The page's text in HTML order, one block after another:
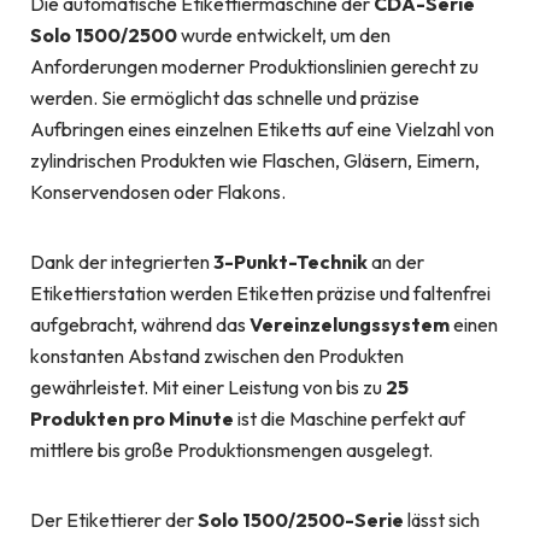
Solo 1500/2500wurde entwickelt, um den
Anforderungen moderner Produktionslinien gerecht zu
werden. Sie ermöglicht das schnelle und präzise
Aufbringen eines einzelnen Etiketts auf eine Vielzahl von
zylindrischen Produkten wie Flaschen, Gläsern, Eimern,
Konservendosen oder Flakons.
Dank der integrierten3-Punkt-Technikan der
Etikettierstation werden Etiketten präzise und faltenfrei
aufgebracht, während das Vereinzelungssystemeinen
konstanten Abstand zwischen den Produkten
gewährleistet. Mit einer Leistung von bis zu 25
Produkten pro Minute ist die Maschine perfekt auf
mittlere bis große Produktionsmengen ausgelegt.
Der Etikettierer derSolo 1500/2500-Serie lässt sich